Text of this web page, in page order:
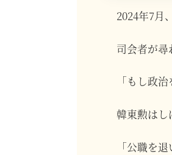
2024年7月
司会者が尋
「もし政
韓東勲はし
「公職を